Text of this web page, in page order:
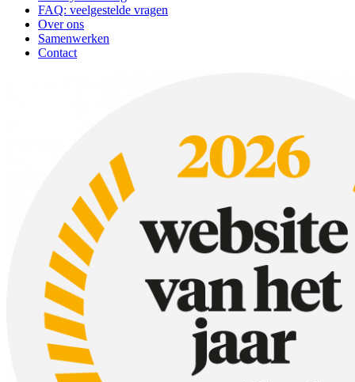
FAQ: veelgestelde vragen
Over ons
Samenwerken
Contact